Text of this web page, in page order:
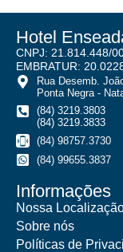
Hotel
CNPJ: 21.814.448/
EMBRATUR:
Rua Desemb.
Ponta Negra -
(84) 3219.3803
(84) 3219.3833
(84) 98757.3730
(84) 99655.3837
Informações
Nossa
Sobre nós
Políticas de